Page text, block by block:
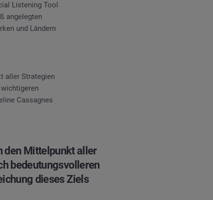
Listening Tool
angelegten
und Ländern
aller Strategien
Cassagnes
den Mittelpunkt aller
bedeutungsvolleren
dieses Ziels